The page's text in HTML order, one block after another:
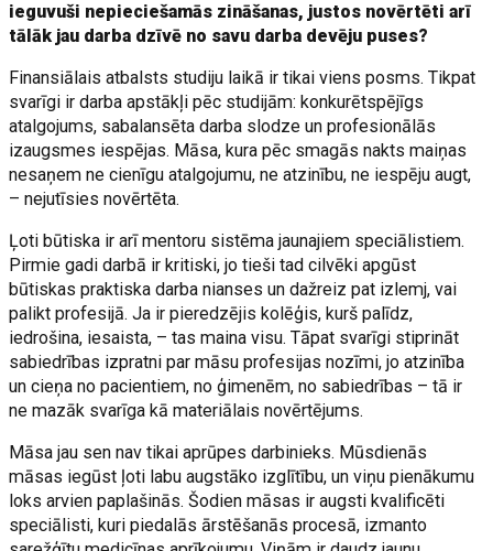
ieguvuši nepieciešamās zināšanas, justos novērtēti arī
tālāk jau darba dzīvē no savu darba devēju puses?
Finansiālais atbalsts studiju laikā ir tikai viens posms. Tikpat
svarīgi ir darba apstākļi pēc studijām: konkurētspējīgs
atalgojums, sabalansēta darba slodze un profesionālās
izaugsmes iespējas. Māsa, kura pēc smagās nakts maiņas
nesaņem ne cienīgu atalgojumu, ne atzinību, ne iespēju augt,
– nejutīsies novērtēta.
Ļoti būtiska ir arī mentoru sistēma jaunajiem speciālistiem.
Pirmie gadi darbā ir kritiski, jo tieši tad cilvēki apgūst
būtiskas praktiska darba nianses un dažreiz pat izlemj, vai
palikt profesijā. Ja ir pieredzējis kolēģis, kurš palīdz,
iedrošina, iesaista, – tas maina visu. Tāpat svarīgi stiprināt
sabiedrības izpratni par māsu profesijas nozīmi, jo atzinība
un cieņa no pacientiem, no ģimenēm, no sabiedrības – tā ir
ne mazāk svarīga kā materiālais novērtējums.
Māsa jau sen nav tikai aprūpes darbinieks. Mūsdienās
māsas iegūst ļoti labu augstāko izglītību, un viņu pienākumu
loks arvien paplašinās. Šodien māsas ir augsti kvalificēti
speciālisti, kuri piedalās ārstēšanās procesā, izmanto